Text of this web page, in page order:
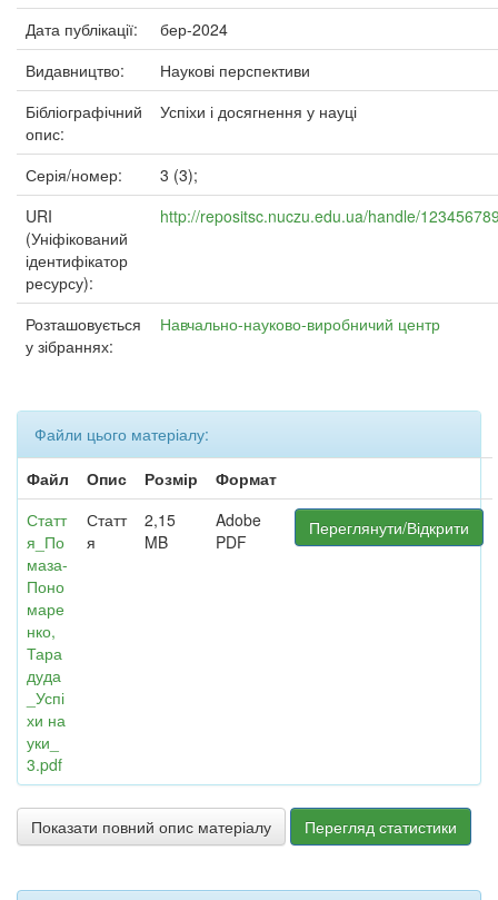
Дата публікації:
бер-2024
Видавництво:
Наукові перспективи
Бібліографічний
опис:
Успіхи і досягнення у науці
Серія/номер:
3 (3);
URI
(Уніфікований
ідентифікатор
ресурсу):
http://repositsc.nuczu.edu.ua/handle/
Розташовується
у зібраннях:
Навчально-науково-виробничий центр
Файли цього матеріалу:
Файл
Опис Розмір
Формат
Статт
я_По
маза-
Поно
маре
нко,
Тара
дуда
_Успі
хи на
уки_
3.pdf
Статт
я
2,15
MB
Adobe
PDF
Переглянути/Відкрити
Показати повний опис матеріалу Перегляд статистики